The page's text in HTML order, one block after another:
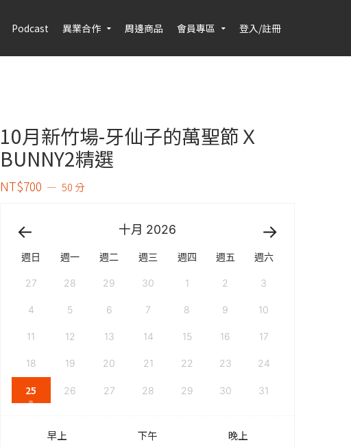
Podcast 異業合作 周邊商品 會員專區 登入/註冊
10月新竹場-牙仙子的萬聖節Ｘ
BUNNY2精選
NT$700 50 分
十月 2026
週日 週一 週二 週三 週四 週五 週六
27 28 29 30 1 2 3
4 5 6 7 8 9 10
11 12 13 14 15 16 17
18 19 20 21 22 23 24
25 26 27 28 29 30 31
早上
下午 晚上